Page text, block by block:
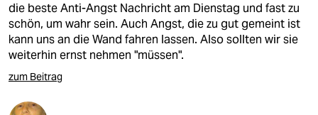
die beste Anti-Angst Nachricht am Dienstag und fast zu
schön, um wahr sein. Auch Angst, die zu gut gemeint ist
kann uns an die Wand fahren lassen. Also sollten wir sie
weiterhin ernst nehmen "müssen".
zum Beitrag